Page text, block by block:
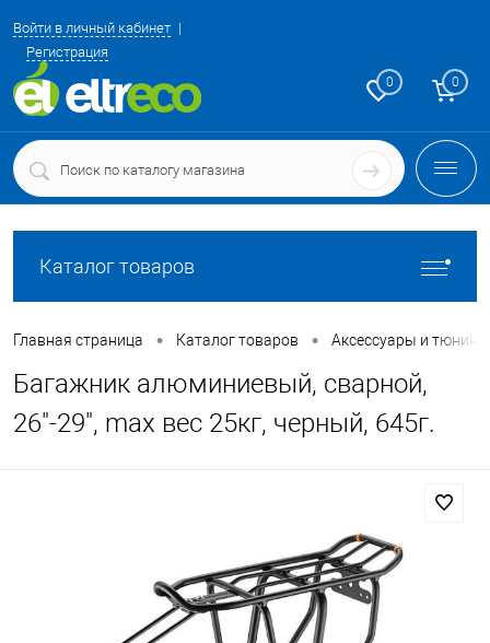
Войти в личный кабинет
Регистрация
0 0
Каталог товаров
Главная страница • Каталог товаров • Аксессуары и тюнинг
Багажник алюминиевый, сварной,
26"-29", max вес 25кг, черный, 645г.